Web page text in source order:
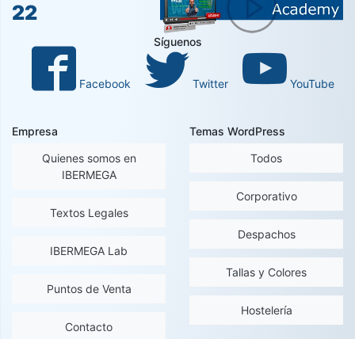
22
Síguenos
Facebook Twitter YouTube
Empresa
Quienes somos en
IBERMEGA
Textos Legales
IBERMEGA Lab
Puntos de Venta
Contacto
Temas WordPress
Todos
Corporativo
Despachos
Tallas y Colores
Hostelería